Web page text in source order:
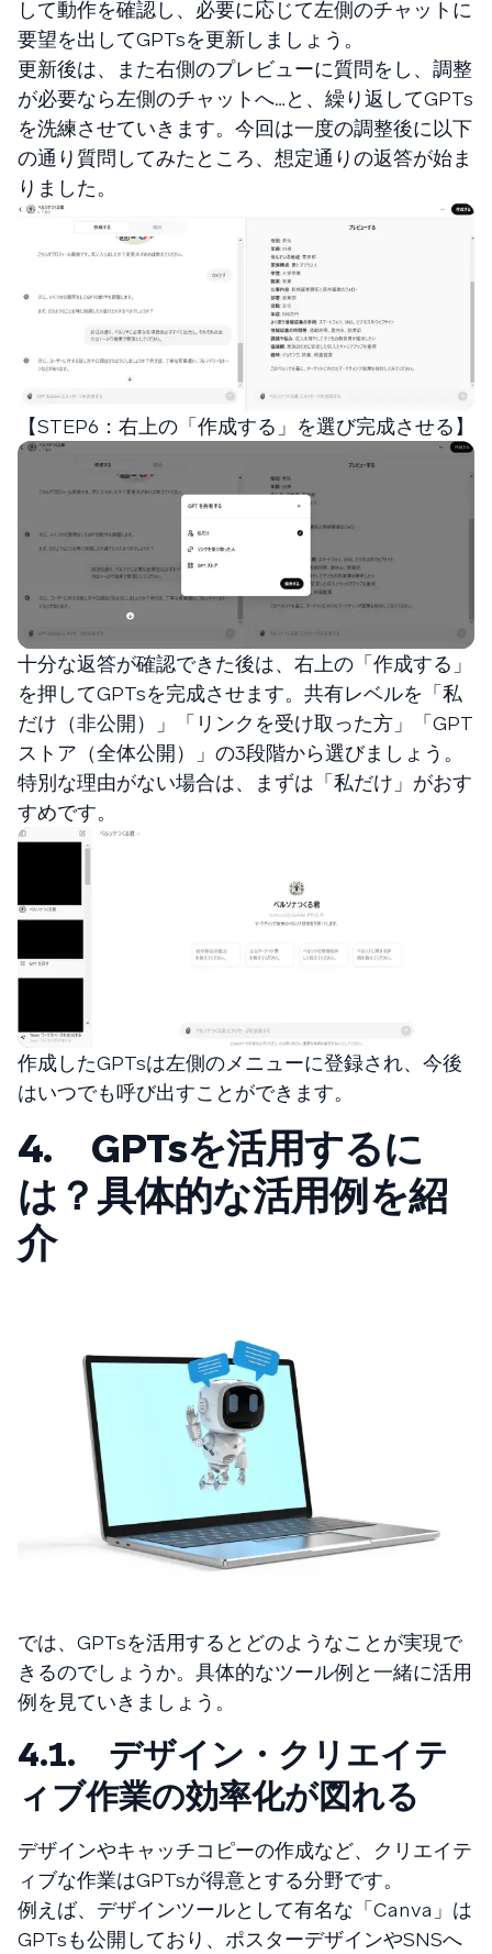
して動作を確認し、必要に応じて左側のチャットに
要望を出してGPTsを更新しましょう。
更新後は、また右側のプレビューに質問をし、調整
が必要なら左側のチャットへ…と、繰り返してGPTs
を洗練させていきます。今回は一度の調整後に以下
の通り質問してみたところ、想定通りの返答が始ま
りました。
【STEP6：右上の「作成する」を選び完成させる】
十分な返答が確認できた後は、右上の「作成する」
を押してGPTsを完成させます。共有レベルを「私
だけ（非公開）」「リンクを受け取った方」「GPT
ストア（全体公開）」の3段階から選びましょう。
特別な理由がない場合は、まずは「私だけ」がおす
すめです。
作成したGPTsは左側のメニューに登録され、今後
はいつでも呼び出すことができます。
4. GPTsを活用するに
は？具体的な活用例を紹
介
では、GPTsを活用するとどのようなことが実現で
きるのでしょうか。具体的なツール例と一緒に活用
例を見ていきましょう。
4.1. デザイン・クリエイテ
ィブ作業の効率化が図れる
デザインやキャッチコピーの作成など、クリエイテ
ィブな作業はGPTsが得意とする分野です。
例えば、デザインツールとして有名な「Canva」は
GPTsも公開しており、ポスターデザインやSNSへ